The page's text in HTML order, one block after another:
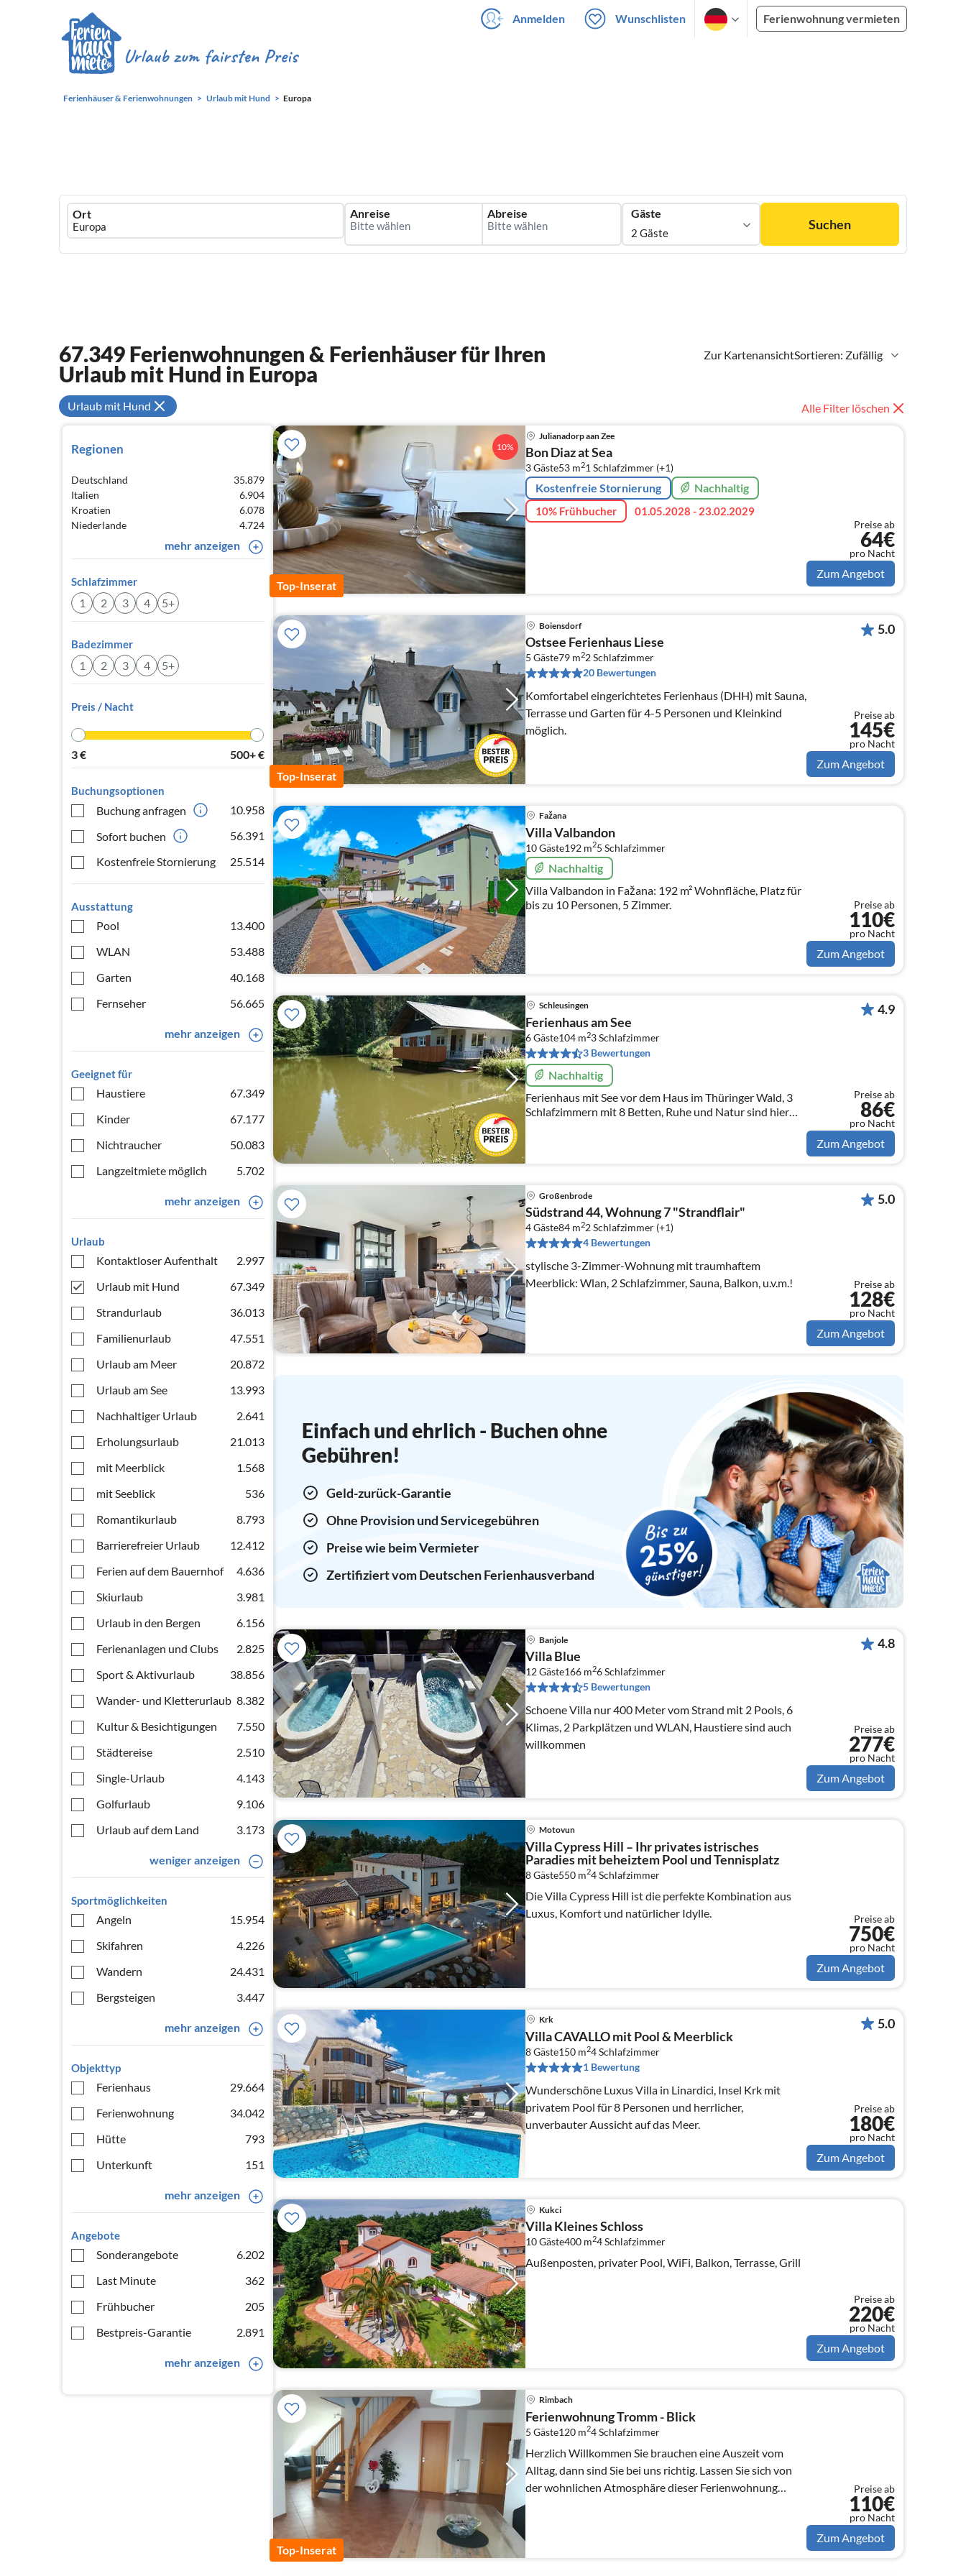
Anmelden Wunschlisten Ferienwohnung vermieten
Ferienhäuser & Ferienwohnungen Urlaub mit Hund Europa
Ferienhausmiete
logo
Ort Anreise Abreise Gäste
2 Gäste
Suchen
Zur KartenansichtSortieren: Zufällig
67.349 Ferienwohnungen & Ferienhäuser für Ihren
Urlaub mit Hund in Europa
Urlaub mit Hund Alle Filter löschen
Regionen
Deutschland
35.879
Italien
6.904
Kroatien
6.078
Niederlande
4.724
mehr anzeigen
Schlafzimmer
1 2 3 4 5+
Badezimmer
1 2 3 4 5+
Preis / Nacht
3€ 500+€
Buchungsoptionen
Buchung anfragen
10.958
Sofort buchen
56.391
Kostenfreie Stornierung
25.514
Ausstattung
Pool
13.400
WLAN
53.488
Garten
40.168
Fernseher
56.665
mehr anzeigen
Geeignet für
Haustiere
67.349
Kinder
67.177
Nichtraucher
50.083
Langzeitmiete möglich
5.702
mehr anzeigen
Urlaub
Kontaktloser Aufenthalt
2.997
Urlaub mit Hund
67.349
Strandurlaub
36.013
Familienurlaub
47.551
Urlaub am Meer
20.872
Urlaub am See
13.993
Nachhaltiger Urlaub
2.641
Erholungsurlaub
21.013
mit Meerblick
1.568
mit Seeblick
536
Romantikurlaub
8.793
Barrierefreier Urlaub
12.412
Ferien auf dem Bauernhof
4.636
Skiurlaub
3.981
Urlaub in den Bergen
6.156
Ferienanlagen und Clubs
2.825
Sport & Aktivurlaub
38.856
Wander- und Kletterurlaub 8.382
Kultur & Besichtigungen
7.550
Städtereise
2.510
Single-Urlaub
4.143
Golfurlaub
9.106
Urlaub auf dem Land
3.173
weniger anzeigen
Sportmöglichkeiten
Angeln
15.954
Skifahren
4.226
Wandern
24.431
Bergsteigen
3.447
mehr anzeigen
Objekttyp
Ferienhaus
29.664
Ferienwohnung
34.042
Hütte
793
Unterkunft
151
mehr anzeigen
Angebote
Sonderangebote
6.202
Last Minute
362
Frühbucher
205
Bestpreis-Garantie
2.891
mehr anzeigen
Top-Inserat
10%
Julianadorp aan Zee
Bon Diaz at Sea
3 Gäste53 m21 Schlafzimmer (+1)
Kostenfreie Stornierung Nachhaltig
10% Frühbucher 01.05.2028 - 23.02.2029
Preise ab
64€
pro Nacht
Zum Angebot
Top-Inserat
Boiensdorf
Ostsee Ferienhaus Liese
5 Gäste79 m22Schlafzimmer
20 Bewertungen
Komfortabel eingerichtetes Ferienhaus (DHH) mit Sauna,
Terrasse und Garten für 4-5 Personen und Kleinkind
möglich.
5.0
Preise ab
145€
pro Nacht
Zum Angebot
Fažana
Villa Valbandon
10 Gäste192 m25 Schlafzimmer
Nachhaltig
Villa Valbandon in Fažana: 192 m² Wohnfläche, Platz für
bis zu 10 Personen, 5 Zimmer.
Preise ab
110€
pro Nacht
Zum Angebot
Schleusingen
Ferienhaus am See
6 Gäste104 m23Schlafzimmer
3 Bewertungen
Nachhaltig
Ferienhaus mit See vor dem Haus im Thüringer Wald, 3
Schlafzimmern mit 8 Betten, Ruhe und Natur sind hier
4.9
Preise ab
86€
pro Nacht
Zum Angebot
Großenbrode
Südstrand 44, Wohnung 7 "Strandflair"
4 Gäste84 m22Schlafzimmer (+1)
4 Bewertungen
stylische 3-Zimmer-Wohnung mit traumhaftem
Meerblick: Wlan, 2 Schlafzimmer, Sauna, Balkon, u.v.m.!
5.0
Preise ab
128€
pro Nacht
Zum Angebot
Einfach und ehrlich - Buchen ohne
Gebühren!
Geld-zurück-Garantie
Ohne Provision und Servicegebühren
Preise wie beim Vermieter
Zertifiziert vom Deutschen Ferienhausverband
Banjole
Villa Blue
12 Gäste166 m26Schlafzimmer
5 Bewertungen
Schoene Villa nur 400 Meter vom Strand mit 2 Pools, 6
Klimas, 2 Parkplätzen und WLAN, Haustiere sind auch
willkommen
4.8
Preise ab
277€
pro Nacht
Zum Angebot
Motovun
Villa Cypress Hill – Ihr privates istrisches
Paradies mit beheiztem Pool und Tennisplatz
8 Gäste550 m24Schlafzimmer
Die Villa Cypress Hill ist die perfekte Kombination aus
Luxus, Komfort und natürlicher Idylle.
Preise ab
750€
pro Nacht
Zum Angebot
Krk
Villa CAVALLO mit Pool & Meerblick
8 Gäste150 m24Schlafzimmer
1 Bewertung
Wunderschöne Luxus Villa in Linardici, Insel Krk mit
privatem Pool für 8 Personen und herrlicher,
unverbauter Aussicht auf das Meer.
5.0
Preise ab
180€
pro Nacht
Zum Angebot
Kukci
Villa Kleines Schloss
10 Gäste400 m24Schlafzimmer
Außenposten, privater Pool, WiFi, Balkon, Terrasse, Grill
Preise ab
220€
pro Nacht
Zum Angebot
Top-Inserat
Rimbach
Ferienwohnung Tromm - Blick
5 Gäste120 m24Schlafzimmer
Herzlich Willkommen Sie brauchen eine Auszeit vom
Alltag, dann sind Sie bei uns richtig. Lassen Sie sich von
der wohnlichen Atmosphäre dieser Ferienwohnung
verzaubern.
Preise ab
110€
pro Nacht
Zum Angebot